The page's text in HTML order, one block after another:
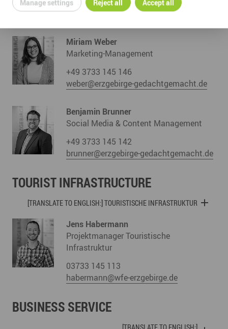
schulze@erzgebirge-gedachtgemacht.de
Miriam Weber
Marketing-Management
+49 3733 145 146
weber@erzgebirge-gedachtgemacht.de
Benjamin Brunner
Social Media & Content Management
+49 3733 145 142
brunner@erzgebirge-gedachtgemacht.de
TOURIST INFRASTRUCTURE
[TRANSLATE TO ENGLISH:] TOURISTISCHE INFRASTRUKTUR
Jens Habermann
Projektmanager Touristische
Infrastruktur
03733 145 113
habermann@wfe-erzgebirge.de
BUSINESS SERVICE
Manage settings Reject all Accept all